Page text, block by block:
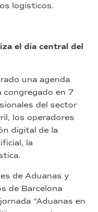
logísticos.
el día central del
una agenda
congregado en 7
del sector
los operadores
digital de la
la
de Aduanas y
de Barcelona
“Aduanas en